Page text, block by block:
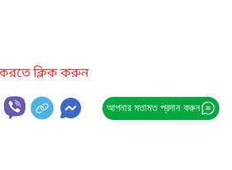
ক্লিক করুন
আপনার মতামত প্রদান করুন